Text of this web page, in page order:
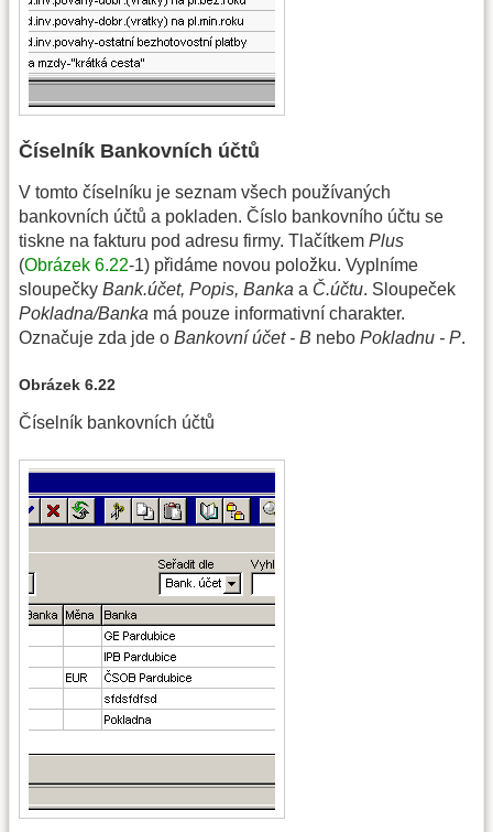
Číselník Bankovních účtů
V tomto číselníku je seznam všech používaných
bankovních účtů a pokladen. Číslo bankovního účtu se
tiskne na fakturu pod adresu firmy. Tlačítkem Plus
(Obrázek 6.22-1) přidáme novou položku. Vyplníme
sloupečky Bank.účet, Popis, Banka a Č.účtu. Sloupeček
Pokladna/Banka má pouze informativní charakter.
Označuje zda jde o Bankovní účet - B nebo Pokladnu - P.
Obrázek 6.22
Číselník bankovních účtů